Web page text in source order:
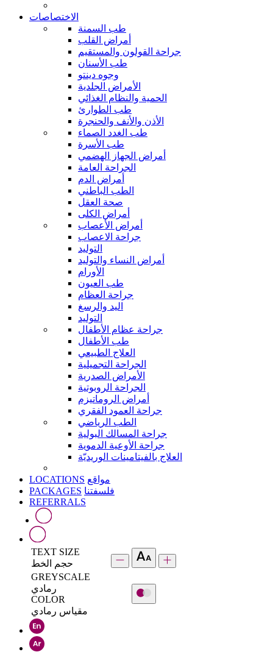
الاختصاصات
طب السمنة
أمراض القلب
جراحة القولون والمستقيم
طب الأسنان
وجوه دينتو
الأمراض الجلدية
الحمية والنظام الغذائي
طب الطوارئ
الأذن والأنف والحنجرة
طب الغدد الصماء
طب الأسرة
أمراض الجهاز الهضمي
الجراحة العامة
أمراض الدم
الطب الباطني
صحة العقل
أمراض الكلى
أمراض الأعصاب
جراحة الاعصاب
التوليد
أمراض النساء والتوليد
الأورام
طب العيون
جراحة العظام
اليد والرسغ
التوليد
جراحة عظام الأطفال
طب الأطفال
العلاج الطبيعي
الجراحة التجميلية
الأمراض الصدرية
الجراحة الروبوتية
أمراض الروماتيزم
جراحة العمود الفقري
الطب الرياضي
جراحة المسالك البولية
جراحة الأوعية الدموية
العلاج بالفيتامينات الوريديّة
LOCATIONS مواقع
PACKAGES فلسفتنا
REFERRALS
TEXT SIZE
حجم الخط
GREYSCALE
رمادي
COLOR
مقياس رمادي